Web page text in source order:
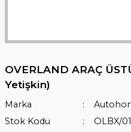
OVERLAND ARAÇ
Yetişkin)
Marka
Stok Kodu
OLBX/01